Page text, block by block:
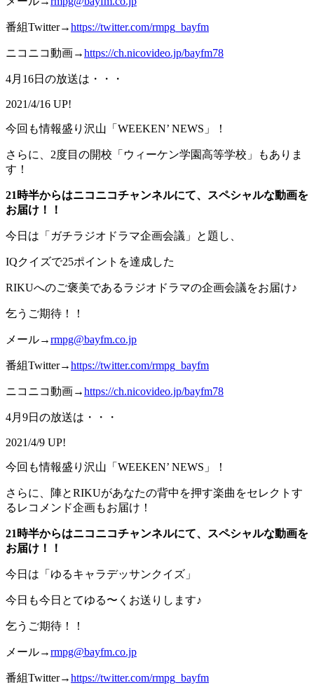
番組Twitter→https://twitter.com/rmpg_bayfm
ニコニコ動画→https://ch.nicovideo.jp/bayfm78
4月16日の放送は・・・
2021/4/16 UP!
今回も情報盛り沢山「WEEKEN’ NEWS」！
さらに、2度目の開校「ウィーケン学園高等学校」もありま
す！
21時半からはニコニコチャンネルにて、スペシャルな動画を
お届け！！
今日は「ガチラジオドラマ企画会議」と題し、
IQクイズで25ポイントを達成した
RIKUへのご褒美であるラジオドラマの企画会議をお届け♪
乞うご期待！！
メール→rmpg@bayfm.co.jp
番組Twitter→https://twitter.com/rmpg_bayfm
ニコニコ動画→https://ch.nicovideo.jp/bayfm78
4月9日の放送は・・・
2021/4/9 UP!
今回も情報盛り沢山「WEEKEN’ NEWS」！
さらに、陣とRIKUがあなたの背中を押す楽曲をセレクトす
るレコメンド企画もお届け！
21時半からはニコニコチャンネルにて、スペシャルな動画を
お届け！！
今日は「ゆるキャラデッサンクイズ」
今日も今日とてゆる〜くお送りします♪
乞うご期待！！
メール→rmpg@bayfm.co.jp
番組Twitter→https://twitter.com/rmpg_bayfm